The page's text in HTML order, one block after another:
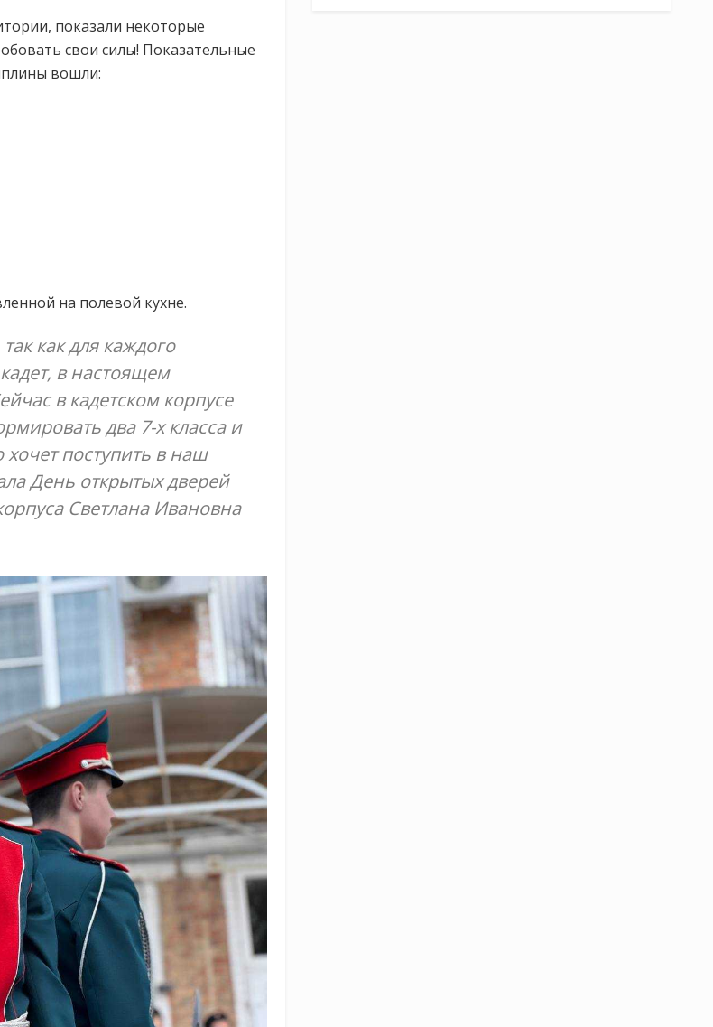
показали некоторые
свои силы! Показательные
вошли:
на полевой кухне.
как для каждого
в настоящем
в кадетском корпусе
два 7-х класса и
хочет поступить в наш
День открытых дверей
Светлана Ивановна